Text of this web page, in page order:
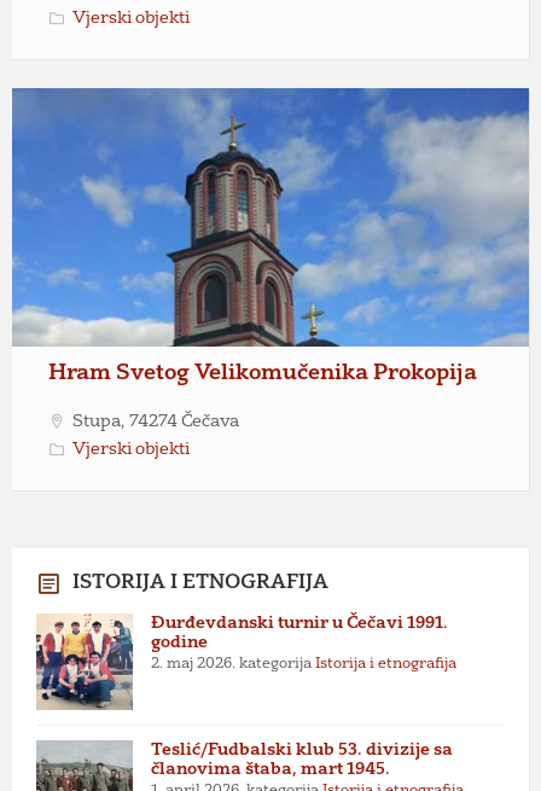
Vjerski objekti
Hram Svetog Velikomučenika Prokopija
Stupa, 74274 Čečava
Vjerski objekti
ISTORIJA I ETNOGRAFIJA
Đurđevdanski turnir u Čečavi 1991.
godine
2. maj 2026. kategorija Istorija i etnografija
Teslić/Fudbalski klub 53. divizije sa
članovima štaba, mart 1945.